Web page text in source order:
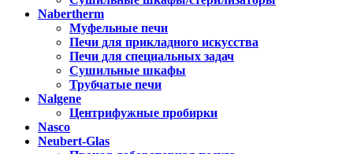
Nabertherm
Муфельные печи
Печи для прикладного искусства
Печи для специальных задач
Сушильные шкафы
Трубчатые печи
Nalgene
Центрифужные пробирки
Nasco
Neubert-Glas